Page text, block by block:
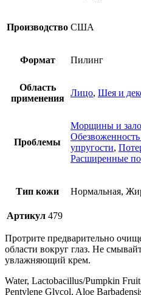
Производство США
Формат Пилинг
Область
применения
Лицо, Шея и
Проблемы
Морщины и
упругости,
Расширенные
Тип кожи Нормальная,
Артикул 479
Протрите предварительно
области вокруг глаз. Не
увлажняющий крем.
Water, Lactobacillus/Pumpkin
Pentylene Glycol, Aloe